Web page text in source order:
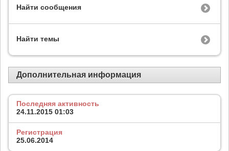
Найти сообщения
Найти темы
Дополнительная информация
Последняя активность
24.11.2015 01:03
Регистрация
25.06.2014